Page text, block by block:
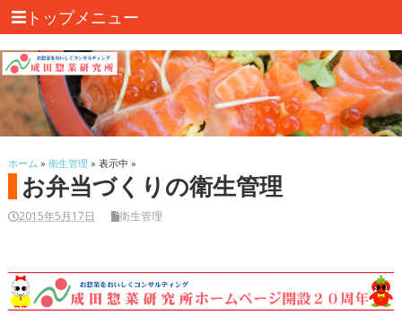
トップメニュー
ホーム » 衛生管理 » 表示中 »
お弁当づくりの衛生管理
2015年5月17日 衛生管理